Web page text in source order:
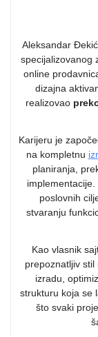
Aleksandar
specijalizovanog
online
dizajna
realizovao
Karijeru je
na kompletnu
planiranja,
poslovnih
stvaranju
Kao vlasnik
prepoznatljiv
izradu,
strukturu koja se
što svaki